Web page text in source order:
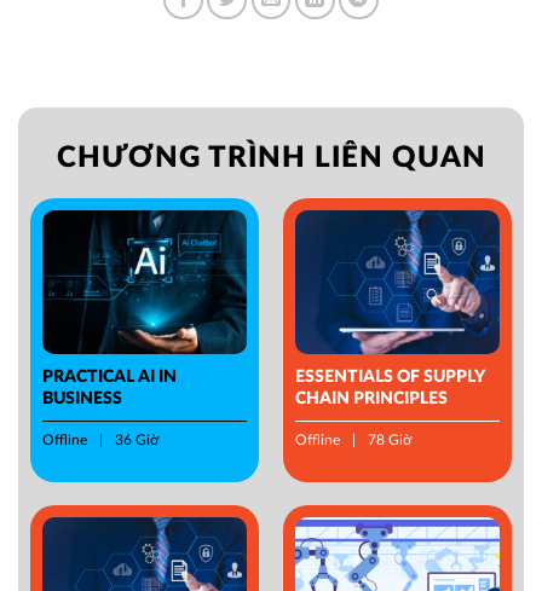
CHƯƠNG TRÌNH LIÊN QUAN
PRACTICAL AI IN
BUSINESS
Offline 36 Giờ
ESSENTIALS OF SUPPLY
CHAIN PRINCIPLES
Offline 78 Giờ